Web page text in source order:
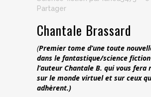
Partager
Chantale Brassard
(Premier tome d’une toute
dans le fantastique/science
l’auteur Chantale B. qui vous fera
sur le monde virtuel et sur ceux
adhèrent.)